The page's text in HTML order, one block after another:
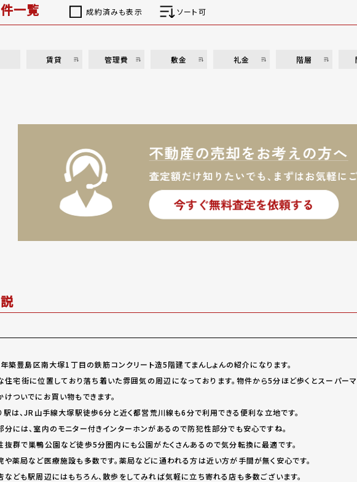
一覧 成約済みも表示 ソート可
賃貸 管理費 敷金 礼金 階層
年築豊島区南大塚1丁目の鉄筋コンクリート造5階建てまんしょんの紹介になります。
住宅街に位置しており落ち着いた雰囲気の周辺になっております。物件から5分ほど歩くとスーパー
けついでにお買い物もできます。
駅は、JR山手線大塚駅徒歩6分と近く都営荒川線も6分で利用できる便利な立地です。
分には、室内のモニター付きインターホンがあるので防犯性部分でも安心ですね。
抜群で巣鴨公園など徒歩5分圏内にも公園がたくさんあるので気分転換に最適です。
や薬局など医療施設も多数です。薬局などに通われる方は近い方が手間が無く安心です。
なども駅周辺にはもちろん、散歩をしてみれば気軽に立ち寄れる店も多数ございます。